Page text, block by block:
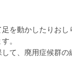
を動かしたりおし
。
て、廃用症候群の